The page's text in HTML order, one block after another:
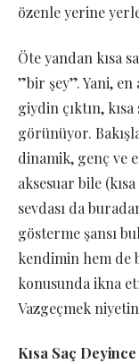
özenle yerine
Öte yandan kısa
”bir şey”. Yani,
giydin çıktın,
görünüyor.
dinamik, genç ve
aksesuar bile
sevdası da
gösterme şansı
kendimin hem de
konusunda ikna
Vazgeçmek
Kısa Saç